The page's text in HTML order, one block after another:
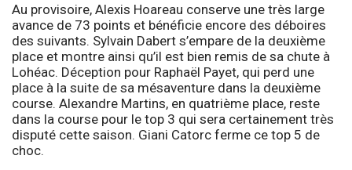
Au provisoire, Alexis Hoareau conserve une très large
avance de 73 points et bénéficie encore des déboires
des suivants. Sylvain Dabert s’empare de la deuxième
place et montre ainsi qu’il est bien remis de sa chute à
Lohéac. Déception pour Raphaël Payet, qui perd une
place à la suite de sa mésaventure dans la deuxième
course. Alexandre Martins, en quatrième place, reste
dans la course pour le top 3 qui sera certainement très
disputé cette saison. Giani Catorc ferme ce top 5 de
choc.